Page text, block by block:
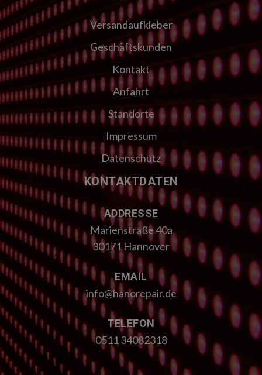
Versandaufkleber
Geschäftskunden
Kontakt
Anfahrt
Standorte
Impressum
Datenschutz
KONTAKTDATEN
ADDRESSE
Marienstraße 40a
30171 Hannover
EMAIL
info@hanorepair.de
TELEFON
0511 34082318